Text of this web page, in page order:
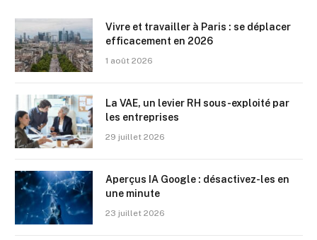
Vivre et travailler à Paris : se déplacer
efficacement en 2026
1 août 2026
La VAE, un levier RH sous-exploité par
les entreprises
29 juillet 2026
Aperçus IA Google : désactivez-les en
une minute
23 juillet 2026